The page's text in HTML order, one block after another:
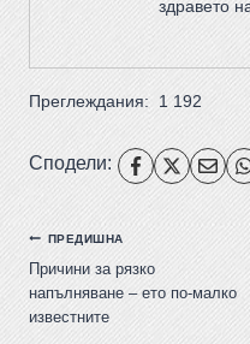
здравето
Преглеждания: 1 192
Сподели:
ПРЕДИШНА
Причини за рязко
напълняване – ето по-малко
известните